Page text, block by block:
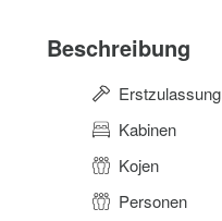
Beschreibung
Erstzulassung
Kabinen
Kojen
Personen